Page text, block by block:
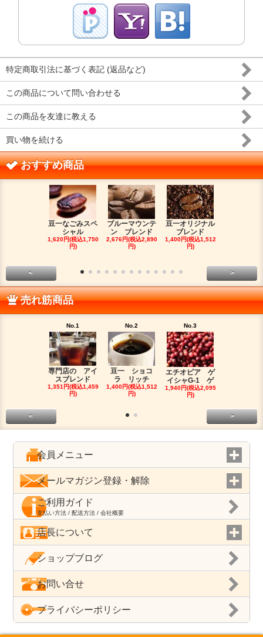
特定商取引法に基づく表記 (返品など)
この商品について問い合わせる
この商品を友達に教える
買い物を続ける
おすすめ商品
豆一なごみスペ
シャル
1,620円(税込1,750
円)
ブルーマウンテ
ン ブレンド
2,676円(税込2,890
円)
豆一オリジナル
ブレンド
1,400円(税込1,512
円)
< >
売れ筋商品
No.1
専門店の アイ
スブレンド
1,351円(税込1,459
円)
No.2
豆一 ショコ
ラ リッチ
1,400円(税込1,512
円)
No.3
エチオピア ゲ
イシャG-1 ゲ
1,940円(税込2,095
円)
< >
会員メニュー
メールマガジン登録・解除
ご利用ガイド
支払い方法 / 配送方法 / 会社概要
店長について
ショップブログ
お問い合せ
プライバシーポリシー